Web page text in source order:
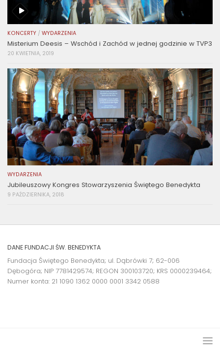
KONCERTY / WYDARZENIA
Misterium Deesis – Wschód i Zachód w jednej godzinie w TVP3
20 KWIETNIA, 2019
WYDARZENIA
Jubileuszowy Kongres Stowarzyszenia Świętego Benedykta
9 PAŹDZIERNIKA, 2018
DANE FUNDACJI ŚW. BENEDYKTA
Fundacja Świętego Benedykta; ul. Dąbrówki 7; 62-006
Dębogóra; NIP 7781429574; REGON 300103720; KRS 0000239464;
Numer konta: 21 1090 1362 0000 0001 3342 0588